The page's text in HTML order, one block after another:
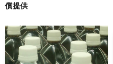
償提供